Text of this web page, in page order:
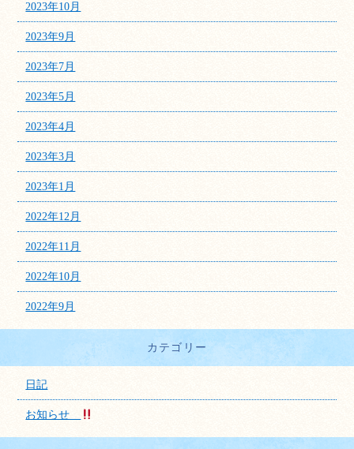
2023年10月
2023年9月
2023年7月
2023年5月
2023年4月
2023年3月
2023年1月
2022年12月
2022年11月
2022年10月
2022年9月
カテゴリー
日記
お知らせ